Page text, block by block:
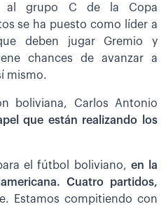
al grupo C de la Copa
se ha puesto como líder a
deben jugar Gremio y
chances de avanzar a
mismo.
boliviana, Carlos Antonio
que están realizando los
el fútbol boliviano, en la
Cuatro partidos,
Estamos compitiendo con